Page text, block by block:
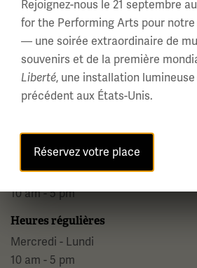
Musée national et mémorial de la
mondiale
2, promenade Memorial,
Heures d'été
Tous les jours (Memorial Day - Labor
10 am - 5 pm
Heures régulières
Mercredi - Lundi
10 am - 5 pm
Rejoignez-nous le 21 septembre
for the Performing Arts pour
— une soirée extraordinaire de
souvenirs et de la première
Liberté, une installation
précédent aux États-Unis.
Réservez votre place